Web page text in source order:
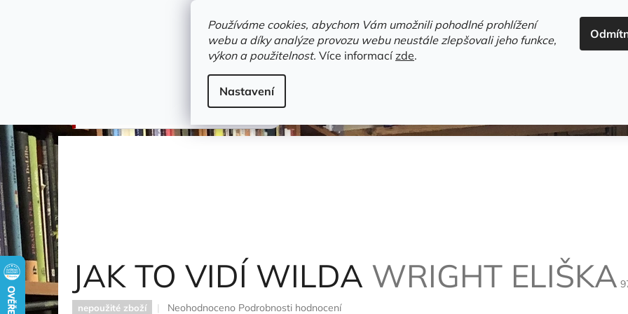
Používáme cookies, abychom Vám umožnili pohodlné prohlížení
webu a díky analýze provozu webu neustále zlepšovali jeho funkce,
výkon a použitelnost. Více informacízde.
Nastavení
HLEDAT
Novinky Trvalky a bestsellery
Dětské / Dobrodružné knihy
Wright Eliška
JAK TO VIDÍ WILDA WRIGHT ELIŠKA
nepoužité zboží
Průměrné
Neohodnoceno Podrobnosti hodnocení